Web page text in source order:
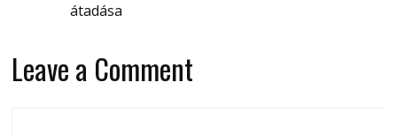
átadása
Leave a Comment